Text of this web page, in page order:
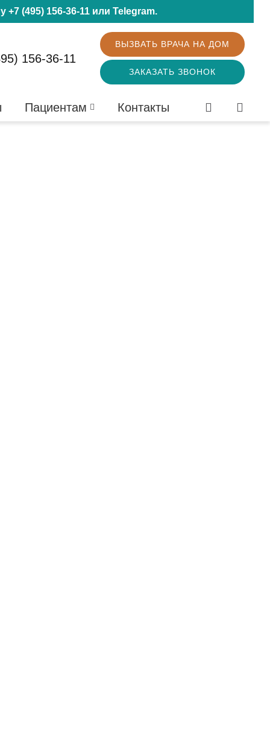
+7 (495) 156-36-11или Telegram.
156-36-11
ВЫЗВАТЬ ВРАЧА НА ДОМ
ЗАКАЗАТЬ ЗВОНОК
Пациентам Контакты